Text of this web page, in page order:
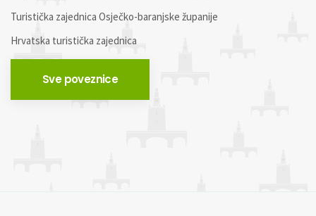
Turistička zajednica Osječko-baranjske županije
Hrvatska turistička zajednica
Sve poveznice